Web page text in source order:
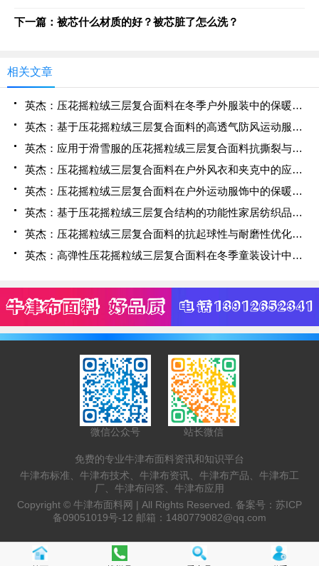
下一篇：被芯什么材质的好？被芯脏了怎么洗？
相关文章
英杰：压花摇粒绒三层复合面料在冬季户外服装中的保暖性能优化研究
英杰：基于压花摇粒绒三层复合面料的高透气防风运动服饰开发
英杰：应用于滑雪服的压花摇粒绒三层复合面料抗撕裂与耐磨性提升技术
英杰：压花摇粒绒三层复合面料在户外风衣和夹克中的应用与性能
英杰：压花摇粒绒三层复合面料在户外运动服饰中的保暖与透气性能研究
英杰：基于压花摇粒绒三层复合结构的功能性家居纺织品开发与应用
英杰：压花摇粒绒三层复合面料的抗起球性与耐磨性优化技术分析
英杰：高弹性压花摇粒绒三层复合面料在冬季童装设计中的应用实践
微信公众号 站长微信
免费的专业牛津布面料资讯和知识平台
牛津布标准、牛津布技术、牛津布资讯、牛津布产品、牛津布工
厂、牛津布问答、牛津布应用
Copyright © 牛津布面料网 | All Rights Reserved. 备案号： 苏ICP
备09051019号-12 邮箱： 1480779082@qq.com